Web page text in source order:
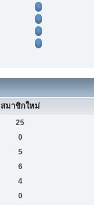
สมาชิกใหม่
25
0
5
6
4
0